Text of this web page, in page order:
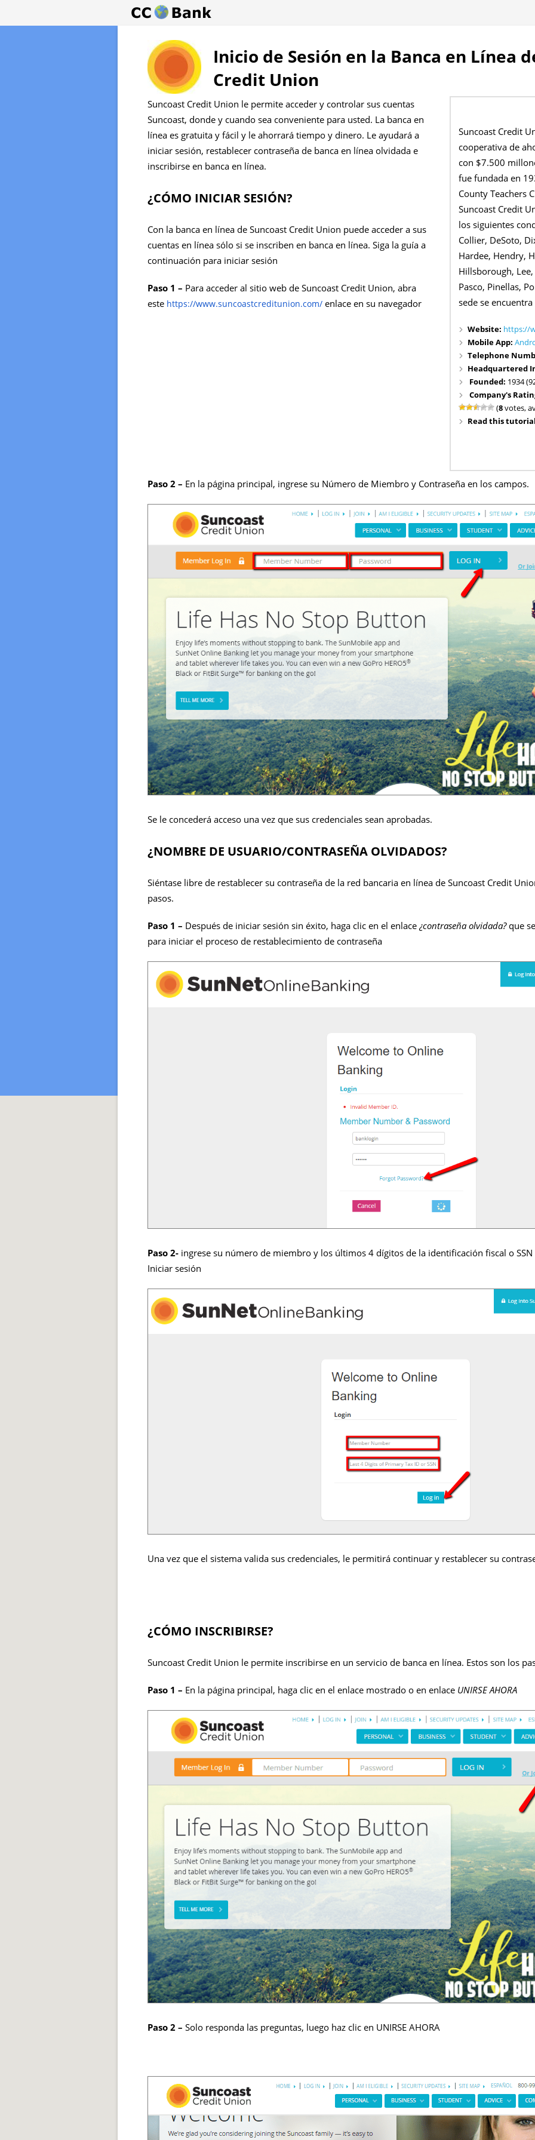
Inicio de Sesión en la Banca en Línea
Credit Union
Suncoast Credit
cooperativa de
con $7.500
fue fundada en
County Teachers
Suncoast Credit
los siguientes
Collier, DeSoto,
Hardee, Hendry,
Hillsborough,
Pasco, Pinellas,
sede se
Website: https://
Mobile App:
Telephone
Headquartered
Founded: 1934
Company's
(8votes,
Read this
Suncoast Credit Union le permite acceder y controlar sus cuentas
Suncoast, donde y cuando sea conveniente para usted. La banca en
línea es gratuita y fácil y le ahorrará tiempo y dinero. Le ayudará a
iniciar sesión, restablecer contraseña de banca en línea olvidada e
inscribirse en banca en línea.
¿CÓMO INICIAR SESIÓN?
Con la banca en línea de Suncoast Credit Union puede acceder a sus
cuentas en línea sólo si se inscriben en banca en línea. Siga la guía a
continuación para iniciar sesión
Paso 1 – Para acceder al sitio web de Suncoast Credit Union, abra
este https://www.suncoastcreditunion.com/ enlace en su navegador
Paso 2 – En la página principal, ingrese su Número de Miembro y Contraseña en los campos.
Se le concederá acceso una vez que sus credenciales sean aprobadas.
¿NOMBRE DE USUARIO/CONTRASEÑA OLVIDADOS?
Siéntase libre de restablecer su contraseña de la red bancaria en línea de Suncoast Credit
pasos.
Paso 1 – Después de iniciar sesión sin éxito, haga clic en el enlace¿contraseña olvidada?que
para iniciar el proceso de restablecimiento de contraseña
Paso 2- ingrese su número de miembro y los últimos 4 dígitos de la identificación fiscal o
Iniciar sesión
Una vez que el sistema valida sus credenciales, le permitirá continuar y restablecer su
¿CÓMO INSCRIBIRSE?
Suncoast Credit Union le permite inscribirse en un servicio de banca en línea. Estos son los
Paso 1 – En la página principal, haga clic en el enlace mostrado o en enlace UNIRSE AHORA
Paso 2 – Solo responda las preguntas, luego haz clic en UNIRSE AHORA